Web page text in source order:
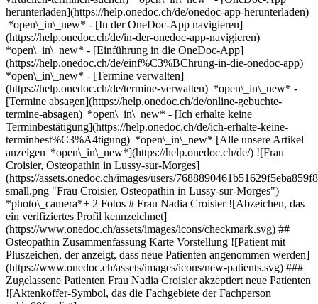
herunterladen](https://help.onedoc.ch/de/onedoc-app-herunterladen)
*open\_in\_new* - [In der OneDoc-App navigieren]
(https://help.onedoc.ch/de/in-der-onedoc-app-navigieren)
*open\_in\_new* - [Einführung in die OneDoc-App]
(https://help.onedoc.ch/de/einf%C3%BChrung-in-die-onedoc-app)
*open\_in\_new* - [Termine verwalten]
(https://help.onedoc.ch/de/termine-verwalten) *open\_in\_new* -
[Termine absagen](https://help.onedoc.ch/de/online-gebuchte-
termine-absagen) *open\_in\_new* - [Ich erhalte keine
Terminbestätigung](https://help.onedoc.ch/de/ich-erhalte-keine-
terminbest%C3%A4tigung) *open\_in\_new* [Alle unsere Artikel
anzeigen *open\_in\_new*](https://help.onedoc.ch/de/) ![Frau
Croisier, Osteopathin in Lussy-sur-Morges]
(https://assets.onedoc.ch/images/users/
small.png "Frau Croisier, Osteopathin in Lussy-sur-Morges")
*photo\_camera*+ 2 Fotos # Frau Nadia Croisier ![Abzeichen, das
ein verifiziertes Profil kennzeichnet]
(https://www.onedoc.ch/assets/images/icons/checkmark.svg) ##
Osteopathin Zusammenfassung Karte Vorstellung ![Patient mit
Pluszeichen, der anzeigt, dass neue Patienten angenommen werden]
(https://www.onedoc.ch/assets/images/icons/new-patients.svg) ###
Zugelassene Patienten Frau Nadia Croisier akzeptiert neue Patienten
![Aktenkoffer-Symbol, das die Fachgebiete der Fachperson